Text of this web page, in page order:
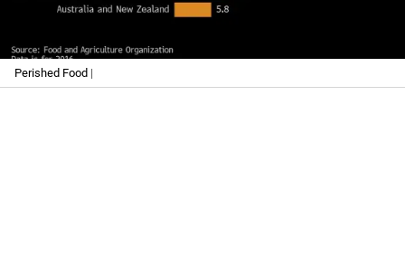
Perished Food |